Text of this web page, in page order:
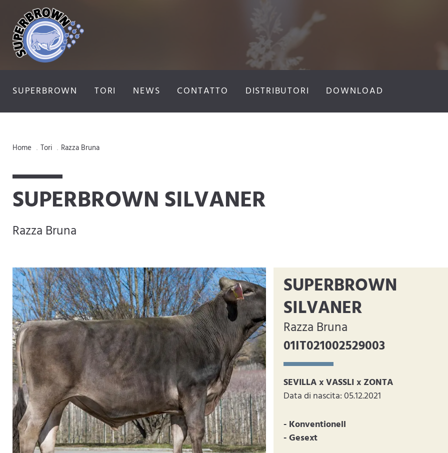
SUPERBROWN TORI NEWS CONTATTO DISTRIBUTORI DOWNLOAD
Home . Tori . Razza Bruna
SUPERBROWN SILVANER
Razza Bruna
SUPERBROWN
SILVANER
Razza Bruna
01IT021002529003
SEVILLA x VASSLI x ZONTA
Data di nascita: 05.12.2021
- Konventionell
- Gesext